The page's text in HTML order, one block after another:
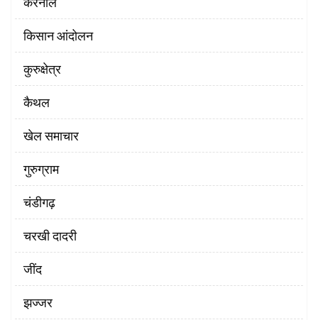
किसान आंदोलन
कुरुक्षेत्र
कैथल
खेल समाचार
गुरुग्राम
चंडीगढ़
चरखी दादरी
‌जींद
झज्जर